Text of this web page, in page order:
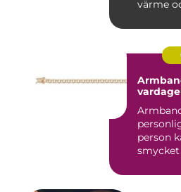
värme
person
smycket